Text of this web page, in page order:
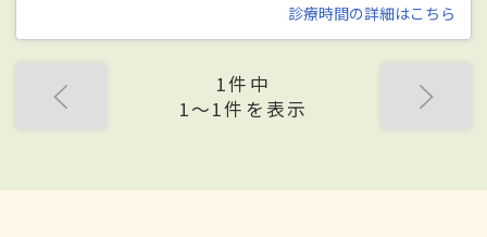
診療時間の詳細はこちら
1件中
1〜1件を表示